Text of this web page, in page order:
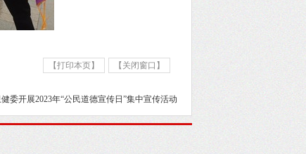
【打印本页】 【关闭窗口】
委开展2023年“公民道德宣传日”集中宣传活动